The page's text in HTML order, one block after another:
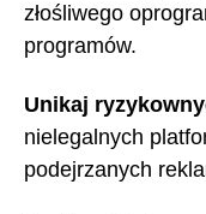
złośliwego
programów.
Unikaj
nielegalnych
podejrzanych